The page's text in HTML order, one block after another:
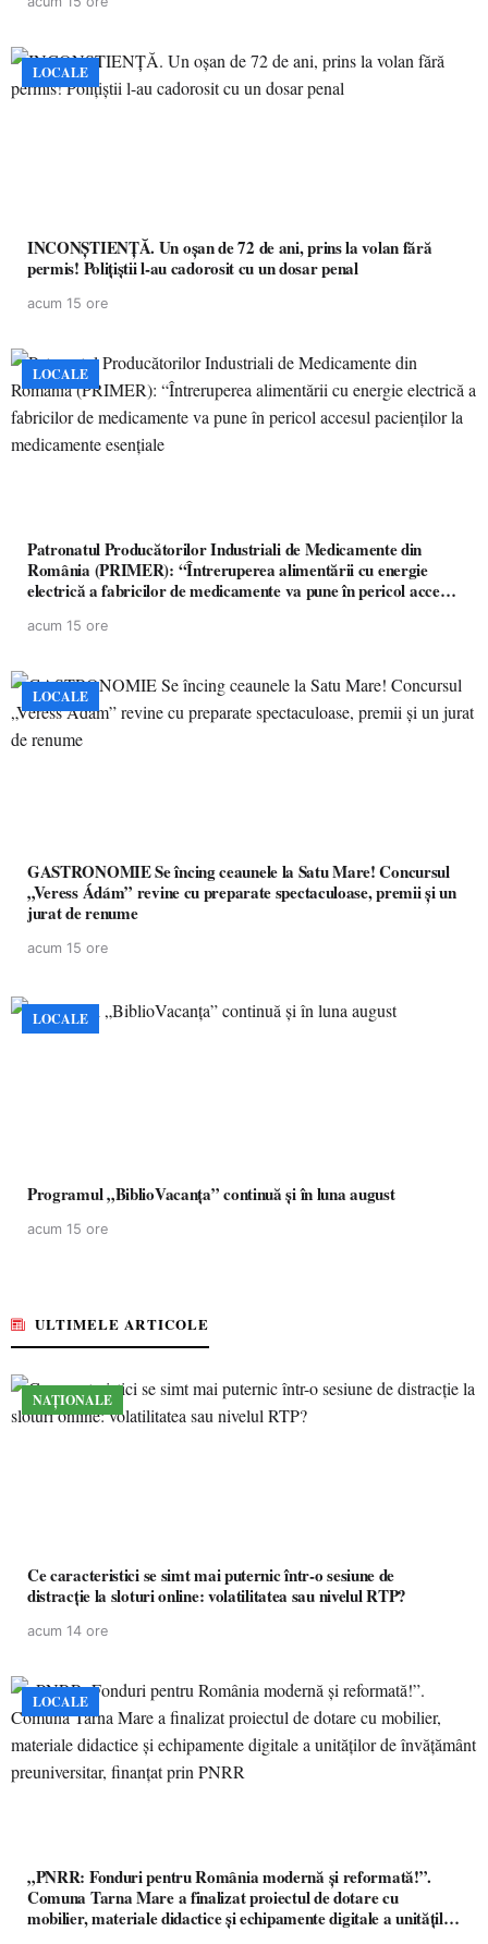
LOCALE
INCONȘTIENȚĂ. Un oșan de 72 de ani, prins la volan fără
permis! Polițiștii l-au cadorosit cu un dosar penal
acum 15 ore
LOCALE
Patronatul Producătorilor Industriali de Medicamente din
România (PRIMER): “Întreruperea alimentării cu energie
electrică a fabricilor de medicamente va pune în pericol accesul
acum 15 ore
LOCALE
GASTRONOMIE Se încing ceaunele la Satu Mare! Concursul
„Veress Ádám” revine cu preparate spectaculoase, premii și un
jurat de renume
acum 15 ore
LOCALE
Programul „BiblioVacanța” continuă și în luna august
acum 15 ore
ULTIMELE ARTICOLE
NAȚIONALE
Ce caracteristici se simt mai puternic într-o sesiune de
distracție la sloturi online: volatilitatea sau nivelul RTP?
acum 14 ore
LOCALE
„PNRR: Fonduri pentru România modernă și reformată!”.
Comuna Tarna Mare a finalizat proiectul de dotare cu
mobilier, materiale didactice și echipamente digitale a unităților